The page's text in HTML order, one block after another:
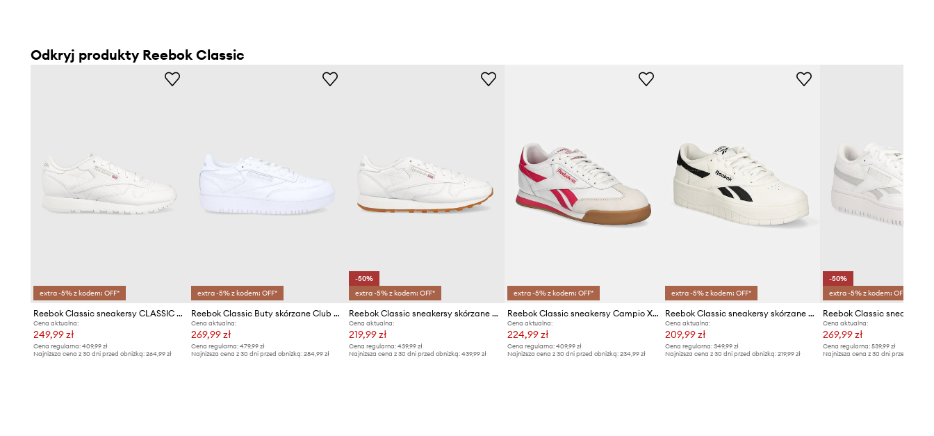
Odkryj produkty Reebok Classic
extra -5% z kodem: OFF*
Reebok Classic sneakersy CLASSIC LEATHER
Cena aktualna:
249,99 zł
Cena regularna: 409,99 zł
Najniższa cena z 30 dni przed obniżką: 264,99 zł
extra -5% z kodem: OFF*
Reebok Classic Buty skórzane Club C Double GW0854 CLUB C
Cena aktualna:
269,99 zł
Cena regularna:479,99 zł
Najniższa cena z 30 dni przed obniżką:284,99 zł
-50%
extra -5% z kodem: OFF*
Reebok Classic sneakersy skórzane CLASSIC LEATHER
Cena aktualna:
219,99 zł
Cena regularna: 439,99 zł
Najniższa cena z 30 dni przed obniżką: 439,99 zł
extra -5% z kodem: OFF*
Reebok Classic sneakersy Campio XT
Cena aktualna:
224,99 zł
Cena regularna: 409,99 zł
Najniższa cena z 30 dni przed obniżką: 234,99 zł
extra -5% z kodem: OFF*
Reebok Classic sneakersy skórzane Court Advance Surge
Cena aktualna:
209,99 zł
Cena regularna:349,99 zł
Najniższa cena z 30 dni przed obniżką:219,99 zł
-50%
extra -5% z kodem: OFF*
Cena aktualna:
269,99 zł
Cena regularna: 539,99 zł
Najniższa cena z 30 dni przed obniżką: